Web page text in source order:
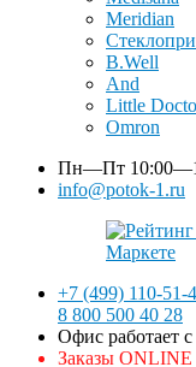
Meridian
B.Well
And
Little
Omron
Пн—Пт
info@potok-1.ru
+7 (499) 110-51-
8 800 500 40 28
Офис работает
Заказы